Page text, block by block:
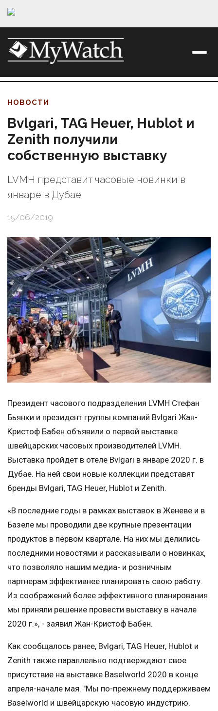
НОВОСТИ
Bvlgari, TAG Heuer, Hublot и
Zenith получили
собственную выставку
LVMH представит часовые новинки в
январе в Дубае
15/06/2019
Президент часового подразделения LVMH Стефан
Бьянки и президент группы компаний Bvlgari Жан-
Кристоф Бабен объявили о первой выставке
швейцарских часовых производителей LVMH.
Выставка пройдет в отеле Bvlgari в январе 2020 г. в
Дубае. На ней свои новые коллекции представят
бренды Bvlgari, TAG Heuer, Hublot и Zenith.
«В последние годы в рамках выставок в Женеве и в
Базеле мы проводили две крупные презентации
продуктов в первом квартале. На них мы делились
последними новостями и рассказывали о новинках,
что позволяло нашим медиа- и розничным
партнерам эффективнее планировать свою работу.
Из соображений более эффективного планирования
мы приняли решение провести выставку в начале
2020 г.», - заявил Жан-Кристоф Бабен.
Как сообщалось ранее, Bvlgari, TAG Heuer, Hublot и
Zenith также параллельно подтверждают свое
присутствие на выставке Baselworld 2020 в конце
апреля-начале мая. "Мы по-прежнему поддерживаем
Baselworld и швейцарскую часовую индустрию.